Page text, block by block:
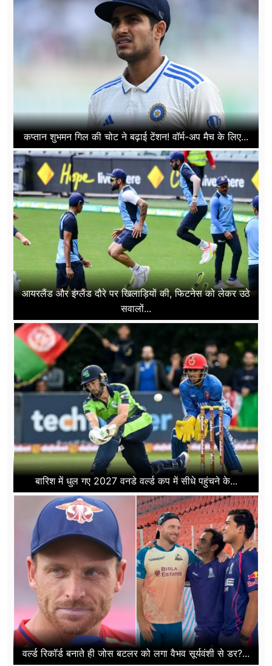
कप्तान शुभमन गिल की चोट ने बढ़ाई टेंशन! वॉर्म-अप मैच के लिए...
आयरलैंड और इंग्लैंड दौरे पर खिलाड़ियों की, फिटनेस को लेकर उठे
सवालों...
बारिश में धुल गए 2027 वनडे वर्ल्ड कप में सीधे पहुंचने के...
वर्ल्ड रिकॉर्ड बनाते ही जोस बटलर को लगा वैभव सूर्यवंशी से डर?...